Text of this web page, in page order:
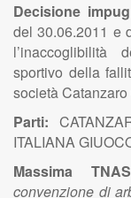
Decisione
del 30.06.2011 e
l’inaccoglibilità
sportivo della
società
Parti:
ITALIANA
Massima
convenzione di